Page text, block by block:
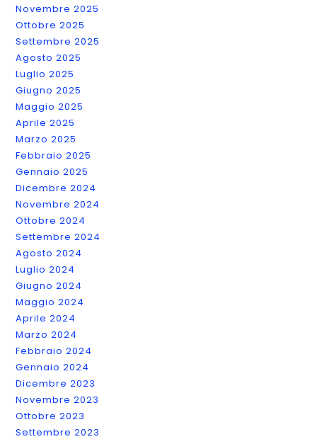
Novembre 2025
Ottobre 2025
Settembre 2025
Agosto 2025
Luglio 2025
Giugno 2025
Maggio 2025
Aprile 2025
Marzo 2025
Febbraio 2025
Gennaio 2025
Dicembre 2024
Novembre 2024
Ottobre 2024
Settembre 2024
Agosto 2024
Luglio 2024
Giugno 2024
Maggio 2024
Aprile 2024
Marzo 2024
Febbraio 2024
Gennaio 2024
Dicembre 2023
Novembre 2023
Ottobre 2023
Settembre 2023